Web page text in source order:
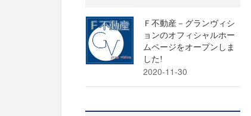
Ｆ不動産－グランヴィシ
ョンのオフィシャルホー
ムページをオープンしま
した!
2020-11-30